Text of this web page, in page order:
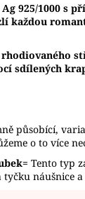
925/1000 s
každou
rhodiovaného
sdílených
působící,
o to více
Tento typ
náušnice